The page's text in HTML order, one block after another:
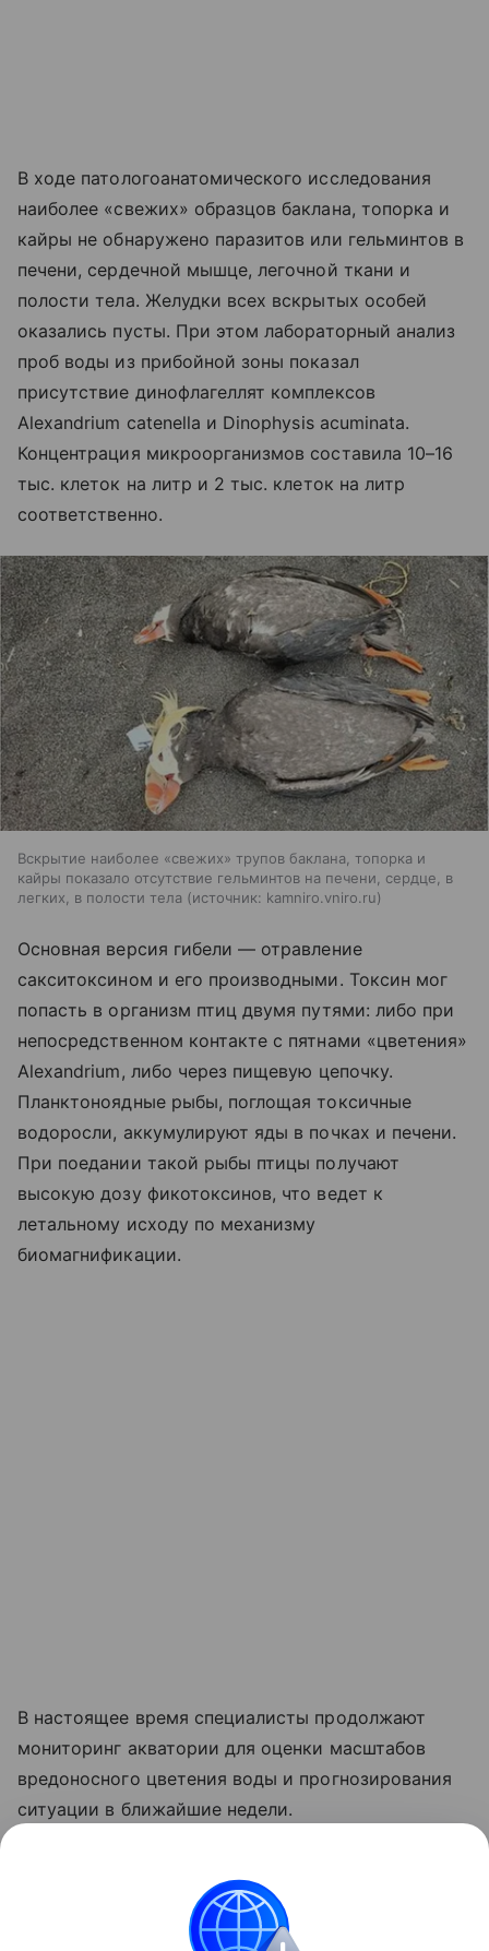
В ходе патологоанатомического исследования
наиболее «свежих» образцов баклана, топорка и
кайры не обнаружено паразитов или гельминтов в
печени, сердечной мышце, легочной ткани и
полости тела. Желудки всех вскрытых особей
оказались пусты. При этом лабораторный анализ
проб воды из прибойной зоны показал
присутствие динофлагеллят комплексов
Alexandrium catenella и Dinophysis acuminata.
Концентрация микроорганизмов составила 10–16
тыс. клеток на литр и 2 тыс. клеток на литр
соответственно.
Вскрытие наиболее «свежих» трупов баклана, топорка и
кайры показало отсутствие гельминтов на печени, сердце, в
легких, в полости тела
источник: kamniro.vniro.ru
Основная версия гибели — отравление
сакситоксином и его производными. Токсин мог
попасть в организм птиц двумя путями: либо при
непосредственном контакте с пятнами «цветения»
Alexandrium, либо через пищевую цепочку.
Планктоноядные рыбы, поглощая токсичные
водоросли, аккумулируют яды в почках и печени.
При поедании такой рыбы птицы получают
высокую дозу фикотоксинов, что ведет к
летальному исходу по механизму
биомагнификации.
В настоящее время специалисты продолжают
мониторинг акватории для оценки масштабов
вредоносного цветения воды и прогнозирования
ситуации в ближайшие недели.
дикой птицы удалось спасти от угрозы